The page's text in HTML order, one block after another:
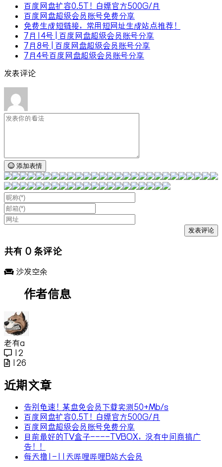
百度网盘扩容0.5T！白嫖官方500G/月
百度网盘超级会员账号免费分享
免费生成短链接，常用短网址生成站点推荐！
7月14号 | 百度网盘超级会员账号分享
7月8号 | 百度网盘超级会员账号分享
7月4号百度网盘超级会员账号分享
发表评论
添加表情
共有 0 条评论
沙发空余
作者信息
老有a
12
126
近期文章
告别龟速！某盘免会员下载实测50+Mb/s
百度网盘扩容0.5T！白嫖官方500G/月
百度网盘超级会员账号免费分享
目前最好的TV盒子----TVBOX，没有中间商搞广
告！！
每天撸1-11天哔哩哔哩B站大会员